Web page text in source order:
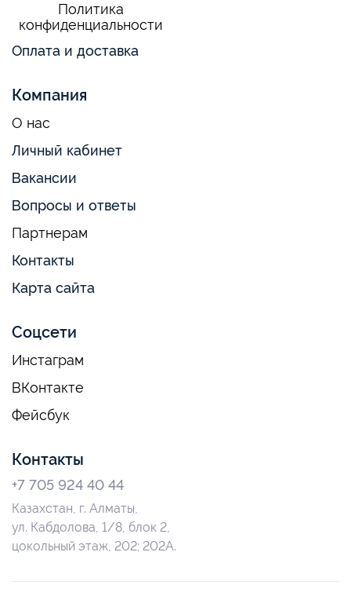
Политика
конфиденциальности
Оплата и доставка
Компания
О нас
Личный кабинет
Вакансии
Вопросы и ответы
Партнерам
Контакты
Карта сайта
Соцсети
Инстаграм
ВКонтакте
Фейсбук
Контакты
+7 705 924 40 44
Казахстан, г. Алматы,
ул. Кабдолова, 1/8, блок 2,
цокольный этаж, 202; 202А.